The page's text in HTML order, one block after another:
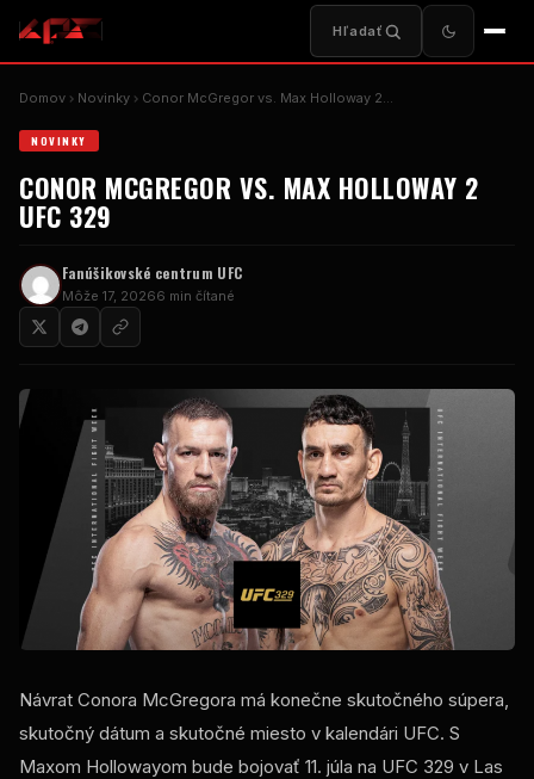
Hľadať
Domov Novinky Conor McGregor vs. Max Holloway 2…
NOVINKY
CONOR MCGREGOR VS. MAX HOLLOWAY 2
UFC 329
Fanúšikovské centrum UFC
Môže 17, 20266 min čítané
Návrat Conora McGregora má konečne skutočného súpera,
skutočný dátum a skutočné miesto v kalendári UFC. S
Maxom Hollowayom bude bojovať 11. júla na UFC 329 v Las